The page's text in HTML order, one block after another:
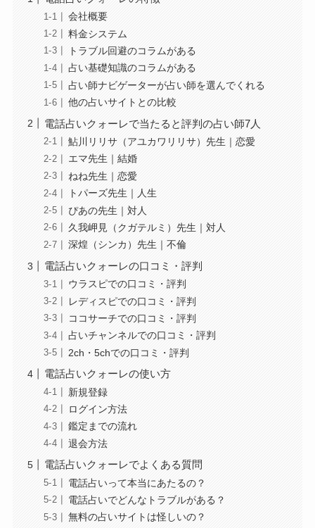
会社概要
料金システム
トラブル回避のコラムがある
占い基礎知識のコラムがある
占い師ナビゲーターが占い師を選んでくれる
他の占いサイトとの比較
電話占いクォーレで当たると評判の占い師7人
鮎川リリサ（アユカワリリサ）先生｜恋愛
エマ先生｜結婚
ねね先生｜恋愛
トパーズ先生｜人生
ぴあの先生｜対人
久我岬見（クガテルミ）先生｜対人
深煌（シンカ）先生｜不倫
電話占いクォーレの口コミ・評判
ウラスピでの口コミ・評判
レディスピでの口コミ・評判
ココサーチでの口コミ・評判
占いチャンネルでの口コミ・評判
2ch・5chでの口コミ・評判
電話占いクォーレの使い方
新規登録
ログイン方法
鑑定までの流れ
退会方法
電話占いクォーレでよくある質問
電話占いって本当にあたるの？
電話占いでどんなトラブルがある？
無料の占いサイトは怪しいの？